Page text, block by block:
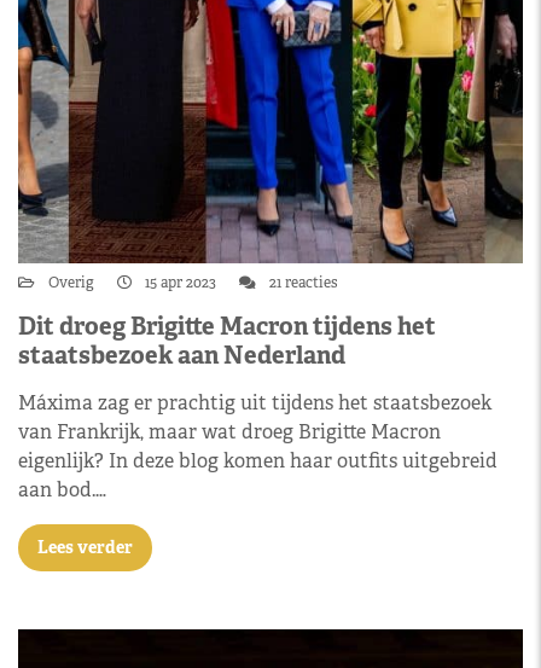
Overig 15 apr 2023 21 reacties
Dit droeg Brigitte Macron tijdens het
staatsbezoek aan Nederland
Máxima zag er prachtig uit tijdens het staatsbezoek
van Frankrijk, maar wat droeg Brigitte Macron
eigenlijk? In deze blog komen haar outfits uitgebreid
aan bod.…
Lees verder